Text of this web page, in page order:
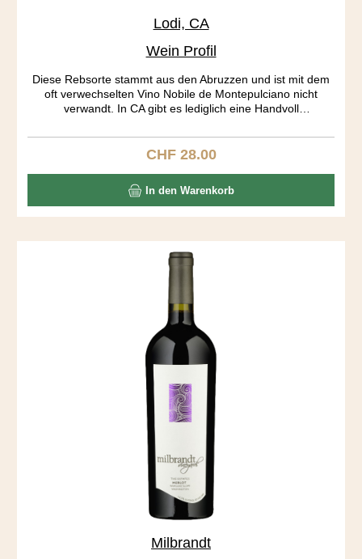
Lodi, CA
Wein Profil
Diese Rebsorte stammt aus den Abruzzen und ist mit dem
oft verwechselten Vino Nobile de Montepulciano nicht
verwandt. In CA gibt es lediglich eine Handvoll
soviel Farbe und Tannine ab, dass bereits nach 7 Tagen
gepresst wird. Der Wein ist wunderbar ausgewogen, dies
Säuren halten sich in Schach. Kaffee, Cola, Toast, Pflaumen
bilden ein spannendes Aromenrad, das sich im Abgang
ständig dreht.
Regulärer Preis:
CHF 28.00
In den Warenkorb
Milbrandt